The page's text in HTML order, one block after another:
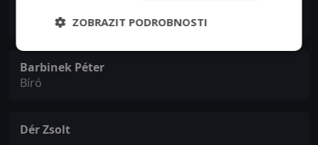
Barbinek Péter
Bíró
Dér Zsolt
ZOBRAZIT PODROBNOSTI